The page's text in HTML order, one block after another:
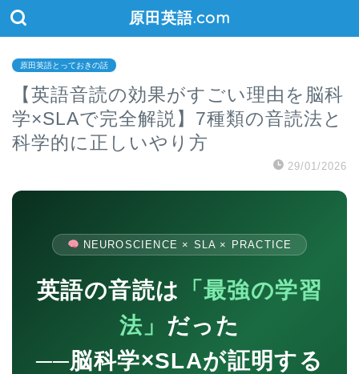
原田英語.com
原田英語とっておきの話
【英語音読の効果がすごい理由を脳科
学×SLAで完全解説】7種類の音読法と
科学的に正しいやり方
29/01/2026
NEUROSCIENCE × SLA × PRACTICE
英語の音読は
「最強の学習
法」 だった
──脳科学×SLAが証明する